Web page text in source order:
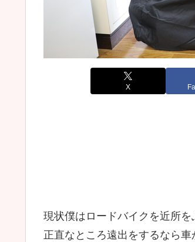
X
現状僕はロードバイクを近所
正直なところ遠出をするなら